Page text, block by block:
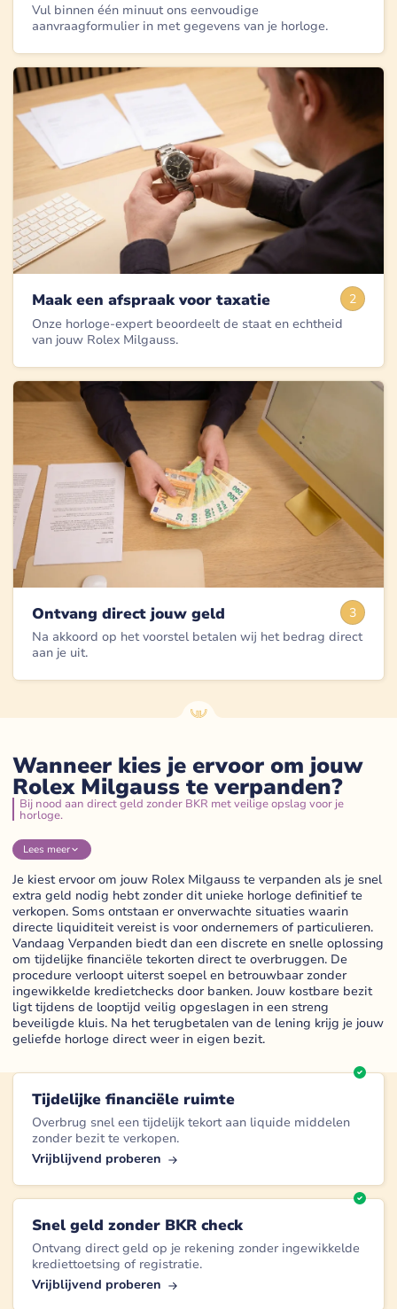
Vul binnen één minuut ons eenvoudige
aanvraagformulier in met gegevens van je horloge.
2
Maak een afspraak voor taxatie
Onze horloge-expert beoordeelt de staat en echtheid
van jouw Rolex Milgauss.
3
Ontvang direct jouw geld
Na akkoord op het voorstel betalen wij het bedrag direct
aan je uit.
Wanneer kies je ervoor om jouw
Rolex Milgauss te verpanden?
Bij nood aan direct geld zonder BKR met veilige opslag voor je
horloge.
Lees meer
Je kiest ervoor om jouw Rolex Milgauss te verpanden als je snel
extra geld nodig hebt zonder dit unieke horloge definitief te
verkopen. Soms ontstaan er onverwachte situaties waarin
directe liquiditeit vereist is voor ondernemers of particulieren.
Vandaag Verpanden biedt dan een discrete en snelle oplossing
om tijdelijke financiële tekorten direct te overbruggen. De
procedure verloopt uiterst soepel en betrouwbaar zonder
ingewikkelde kredietchecks door banken. Jouw kostbare bezit
ligt tijdens de looptijd veilig opgeslagen in een streng
beveiligde kluis. Na het terugbetalen van de lening krijg je jouw
geliefde horloge direct weer in eigen bezit.
Tijdelijke financiële ruimte
Overbrug snel een tijdelijk tekort aan liquide middelen
zonder bezit te verkopen.
Vrijblijvend proberen
Snel geld zonder BKR check
Ontvang direct geld op je rekening zonder ingewikkelde
krediettoetsing of registratie.
Vrijblijvend proberen